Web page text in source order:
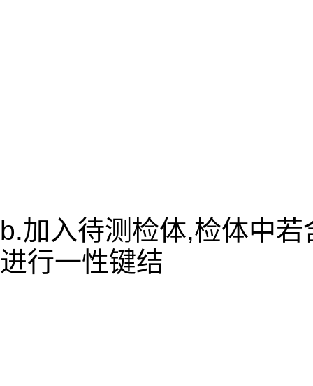
b.加入待测检体,检体中
进行一性键结